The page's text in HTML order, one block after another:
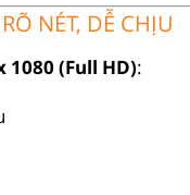
NÉT, DỄ CHỊU
1080 (Full HD):